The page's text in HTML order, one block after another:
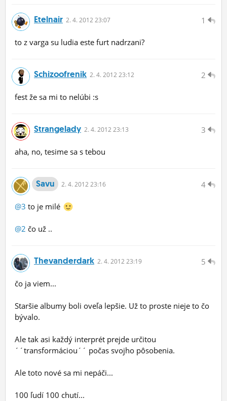
1
Etelnair 2. 4. 2012 23:07
to z varga su ludia este furt nadrzani?
2
Schizoofrenik 2. 4. 2012 23:12
fest že sa mi to nelúbi :s
3
Strangelady 2. 4. 2012 23:13
aha, no, tesime sa s tebou
4
Savu 2. 4. 2012 23:16
@3 to je milé
@2 čo už ..
5
Thevanderdark 2. 4. 2012 23:19
čo ja viem...
Staršie albumy boli oveľa lepšie. Už to proste nieje to čo
bývalo.
Ale tak asi každý interprét prejde určitou
´´transformáciou´´ počas svojho pôsobenia.
Ale toto nové sa mi nepáči...
100 ľudí 100 chutí...